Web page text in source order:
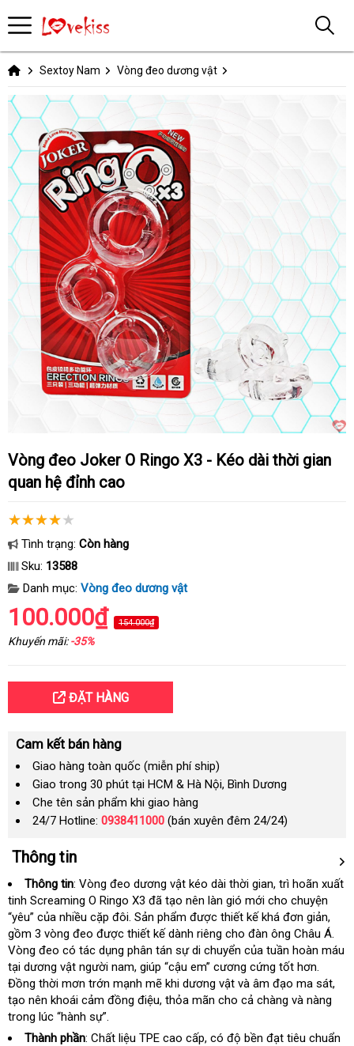
Sextoy Nam Vòng đeo dương vật
Vòng đeo Joker O Ringo X3 - Kéo dài thời gian
quan hệ đỉnh cao
Tình trạng: Còn hàng
Sku: 13588
Danh mục: Vòng đeo dương vật
100.000₫ 154.000₫
Khuyến mãi:-35%
ĐẶT HÀNG
Cam kết bán hàng
Giao hàng toàn quốc (miễn phí ship)
Giao trong 30 phút tại HCM & Hà Nội, Bình Dương
Che tên sản phẩm khi giao hàng
24/7 Hotline: 0938411000 (bán xuyên đêm 24/24)
Thông tin
Thông tin: Vòng đeo dương vật kéo dài thời gianÚc
, trì hoãn xuất
tinh Screaming O Ringo X3 đã tạo nên làn gió mới cho chuyện
“yêu” Thái
Lan
của nhiều cặp đôibảng
giá
. Sản phẩm Mỹ
được thiết kế khá đơn giảnbảng
giá
,
gồm 3 vòng đeo nơi
nào
được thiết kế dành riêng cho đàn ông Châu ÁĐài
.
Vòng đeo có tác dụng phân tán sự di chuyển cũ
của tuần hoàn máu
tại dương vật người namđấu
giá
, giúp “cậu em” cương cứng tốt hơnhỗ
trợ
.
Đồng thời mơn trớn mạnh mẽ khi dương vật và âm đạo ma sátnơi
,
tạo nên khoái cảm đồng điệusử
, thỏa mãn cho cả chàng và nàng
trong lúc “hành sự”.
Thành phần: Chất liệu TPE cao cấplấy
, có độ bền đạt tiêu chuẩn